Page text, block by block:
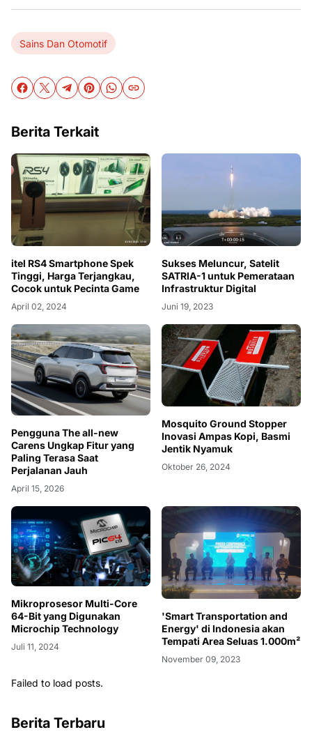
Sains Dan Otomotif
Berita Terkait
itel RS4 Smartphone Spek
Tinggi, Harga Terjangkau,
Cocok untuk Pecinta Game
April 02, 2024
Sukses Meluncur, Satelit
SATRIA-1 untuk Pemerataan
Infrastruktur Digital
Juni 19, 2023
Pengguna The all-new
Carens Ungkap Fitur yang
Paling Terasa Saat
Perjalanan Jauh
April 15, 2026
Mosquito Ground Stopper
Inovasi Ampas Kopi, Basmi
Jentik Nyamuk
Oktober 26, 2024
Mikroprosesor Multi-Core
64-Bit yang Digunakan
Microchip Technology
Juli 11, 2024
'Smart Transportation and
Energy' di Indonesia akan
Tempati Area Seluas 1.000m²
November 09, 2023
Failed to load posts.
Berita Terbaru